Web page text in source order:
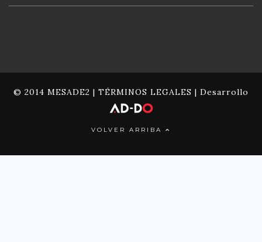
© 2014 MESADE2 | TÉRMINOS LEGALES | Desarrollo
VOLVER ARRIBA